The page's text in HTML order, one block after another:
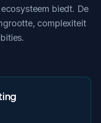
biedt. De
complexiteit